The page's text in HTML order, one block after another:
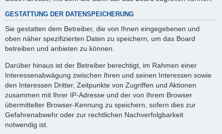
GESTATTUNG DER DATENSPEICHERUNG
Sie gestatten dem Betreiber, die von Ihnen eingegebenen und
oben näher spezifizierten Daten zu speichern, um das Board
betreiben und anbieten zu können.
Darüber hinaus ist der Betreiber berechtigt, im Rahmen einer
Interessenabwägung zwischen Ihren und seinen Interessen sowie
den Interessen Dritter, Zeitpunkte von Zugriffen und Aktionen
zusammen mit Ihrer IP-Adresse und der von Ihrem Browser
übermittelter Browser-Kennung zu speichern, sofern dies zur
Gefahrenabwehr oder zur rechtlichen Nachverfolgbarkeit
notwendig ist.